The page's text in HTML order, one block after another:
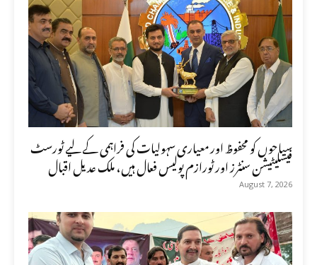
سیاحوں کو محفوظ اور معیاری سہولیات کی فراہمی کے لیے ٹورسٹ
فیسلیٹیشن سنٹرز اور ٹورازم پولیس فعال ہیں، ملک عدیل اقبال
August 7, 2026